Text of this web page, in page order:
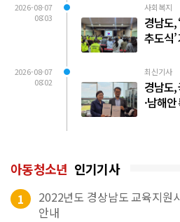
2026-08-07
08:03
사회복지
경남도,
추도식’
2026-08-07
08:02
최신기사
경남도,
·남해
아동청소년 인기기사
1
2022년도 경상남도 교육지원
안내